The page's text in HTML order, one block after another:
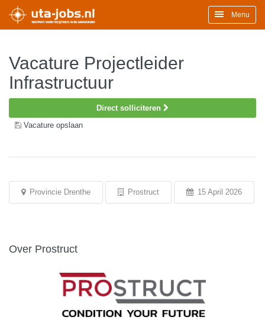
Menu
Vacature Projectleider
Infrastructuur
Direct solliciteren
Vacature opslaan
Provincie Drenthe Prostruct 15 April 2026
Over Prostruct